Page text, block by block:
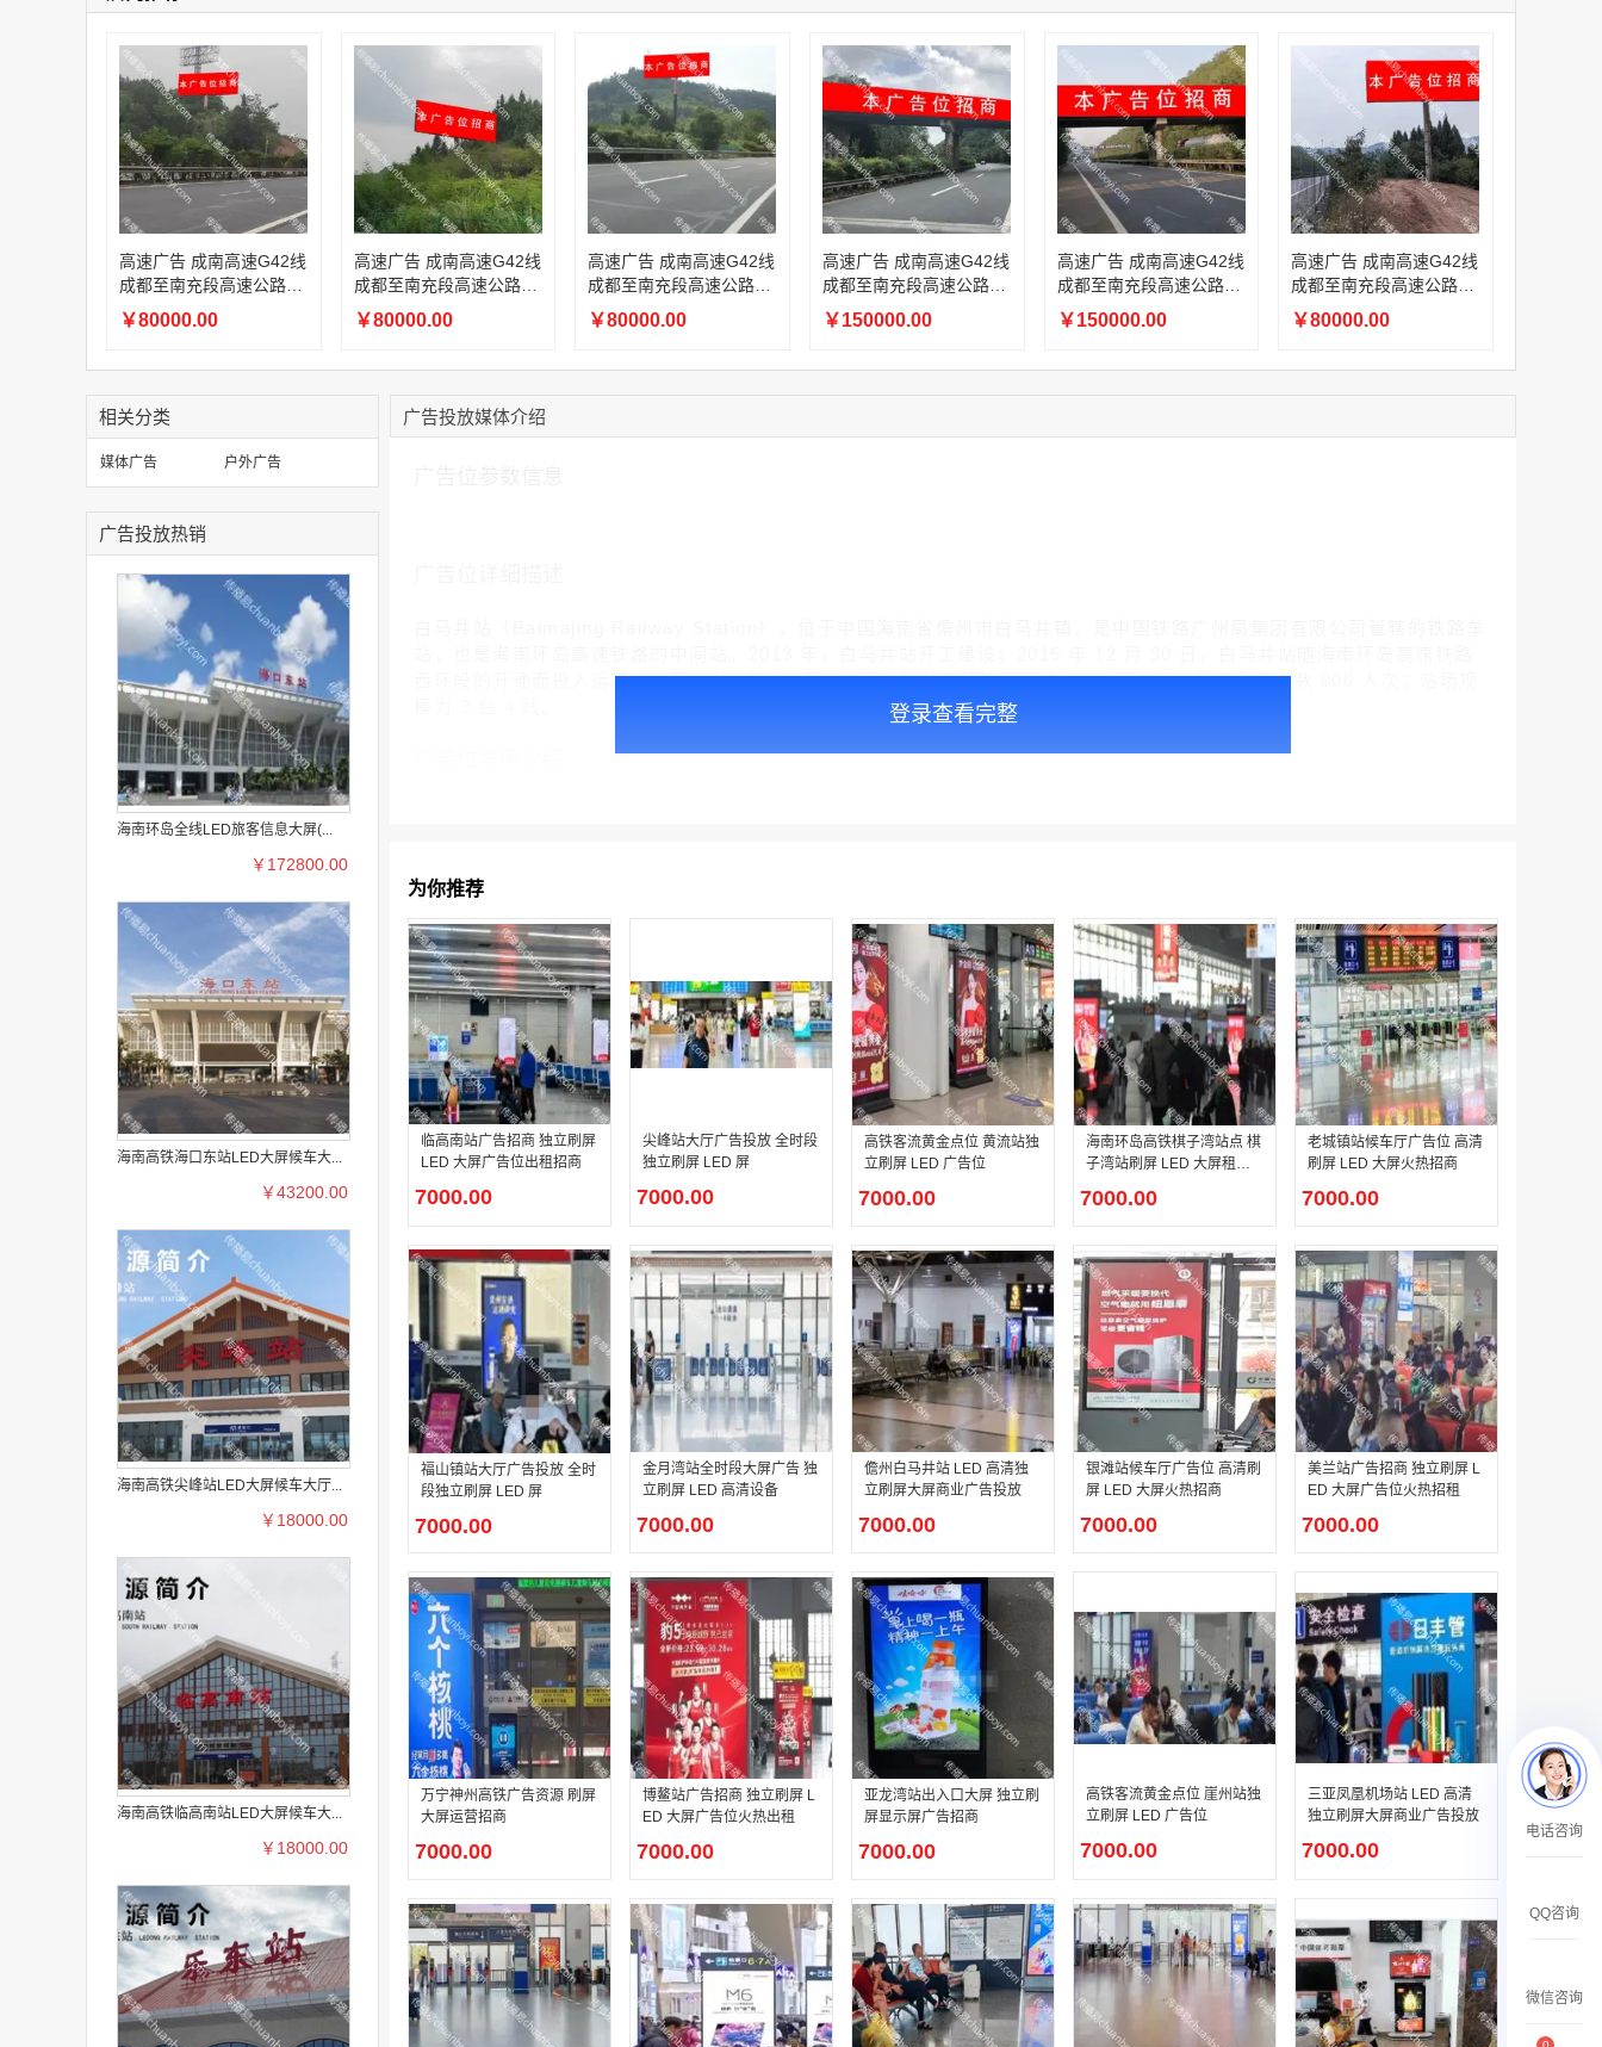
15:18:49 173****0620 联系了该媒体所在商家
156****3374 联系了该媒体所在商家
158****0746 联系了该媒体所在商家
13:59:39 189****2617 联系了该媒体所在商家
12:40:20 177****7961 联系了该媒体所在商家
香港双层巴士车身广告（含车顶）
￥77000.00
户外广告 天津社区道闸广告 天津小区道闸广告投放价格
￥1100.00
户外广告 河北社区道闸广告 河北小区道闸广告投放价格
￥1100.00
香港有轨双层旅游巴士车身广告
￥25300.00
香港签名广告有轨双层巴士车身广告
￥27600.00
澳门有轨双层旅游巴士车身广告
￥27700.00
高速广告 成南高速G42线
成都至南充段高速公路82
KM 右单立柱广告
￥80000.00
高速广告 成南高速G42线
成都至南充段高速公路8
2.5KM 右单立柱广告
￥80000.00
高速广告 成南高速G42线
成都至南充段高速公路14
0KM遂宁前 左单立柱广
告
￥80000.00
高速广告 成南高速G42线
成都至南充段高速公路16
0KM天桥广告
￥150000.00
高速广告 成南高速G42线
成都至南充段高速公路16
7.76KM天桥广告
￥150000.00
高速广告 成南高速G42线
成都至南充段高速公路16
9KM 单立柱广告
￥80000.00
相关分类
媒体广告 户外广告
广告投放热销
海南环岛全线LED旅客信息大屏(...
￥172800.00
海南高铁海口东站LED大屏候车大...
￥43200.00
海南高铁尖峰站LED大屏候车大厅...
￥18000.00
海南高铁临高南站LED大屏候车大...
￥18000.00
广告投放媒体介绍
西环段的开通而投入运营。截至 2015 年 12 月，白马井站站房建筑面积约 3000 平方米，最高聚集人数 800 人次；站场规
登录查看完整
为你推荐
临高南站广告招商 独立刷屏
LED 大屏广告位出租招商
7000.00
尖峰站大厅广告投放 全时段
独立刷屏 LED 屏
7000.00
高铁客流黄金点位 黄流站独
立刷屏 LED 广告位
7000.00
海南环岛高铁棋子湾站点 棋
子湾站刷屏 LED 大屏租赁
7000.00
老城镇站候车厅广告位 高清
刷屏 LED 大屏火热招商
7000.00
福山镇站大厅广告投放 全时
段独立刷屏 LED 屏
7000.00
金月湾站全时段大屏广告 独
立刷屏 LED 高清设备
7000.00
儋州白马井站 LED 高清独
立刷屏大屏商业广告投放
7000.00
银滩站候车厅广告位 高清刷
屏 LED 大屏火热招商
7000.00
美兰站广告招商 独立刷屏 L
ED 大屏广告位火热招租
7000.00
万宁神州高铁广告资源 刷屏
大屏运营招商
7000.00
博鳌站广告招商 独立刷屏 L
ED 大屏广告位火热出租
7000.00
亚龙湾站出入口大屏 独立刷
屏显示屏广告招商
7000.00
高铁客流黄金点位 崖州站独
立刷屏 LED 广告位
7000.00
三亚凤凰机场站 LED 高清
独立刷屏大屏商业广告投放
7000.00
电话咨询
QQ咨询
微信咨询